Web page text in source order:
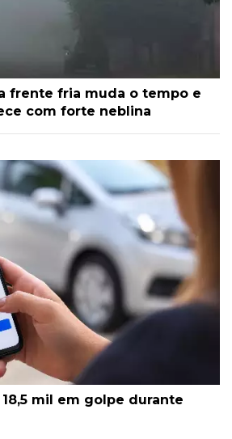
frente fria muda o tempo e
com forte neblina
mil em golpe durante